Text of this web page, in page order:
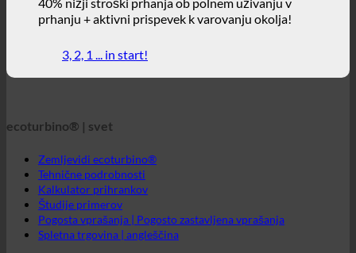
ecoturbino® | svet
Tehnične podrobnosti
Kalkulator prihrankov
Spletna trgovina | angleščina
ecoturbino® | direct
Pišite na
GTC
Zasebnost podatkov
Pravno obvestilo
ecoturbino® srednji vzhod